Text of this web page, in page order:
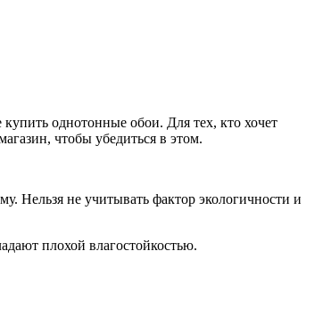
однотонные обои. Для тех, кто хочет
чтобы убедиться в этом.
Нельзя не учитывать фактор экологичности и
плохой влагостойкостью.